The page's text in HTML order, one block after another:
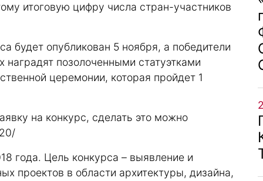
итоговую цифру числа стран-участников
будет опубликован 5 ноября, а победители
наградят позолоченными статуэтками
церемонии, которая пройдет 1
на конкурс, сделать это можно
года. Цель конкурса – выявление и
проектов в области архитектуры, дизайна,